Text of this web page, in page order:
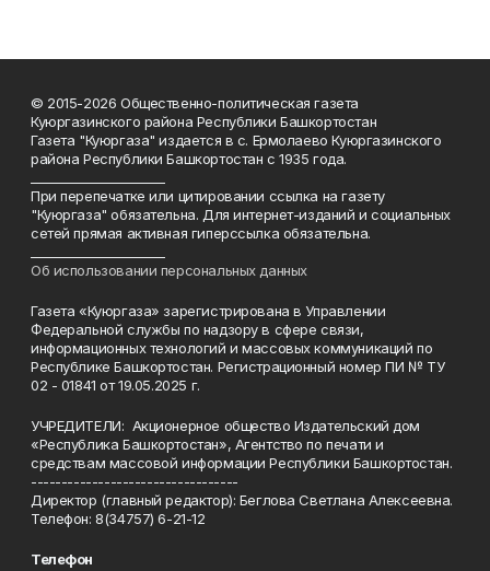
© 2015-2026 Общественно-политическая газета
Куюргазинского района Республики Башкортостан
Газета "Куюргаза" издается в с. Ермолаево Куюргазинского
района Республики Башкортостан с 1935 года.
При перепечатке или цитировании ссылка на газету
"Куюргаза" обязательна. Для интернет-изданий и социальных
сетей прямая активная гиперссылка обязательна.
Об использовании персональных данных
Газета «Куюргаза» зарегистрирована в Управлении
Федеральной службы по надзору в сфере связи,
информационных технологий и массовых коммуникаций по
Республике Башкортостан. Регистрационный номер ПИ № ТУ
02 - 01841 от 19.05.2025 г.
УЧРЕДИТЕЛИ: Акционерное общество Издательский дом
«Республика Башкортостан», Агентство по печати и
средствам массовой информации Республики Башкортостан.
----------------------------------
Директор (главный редактор): Беглова Светлана Алексеевна.
Телефон: 8(34757) 6-21-12
Телефон